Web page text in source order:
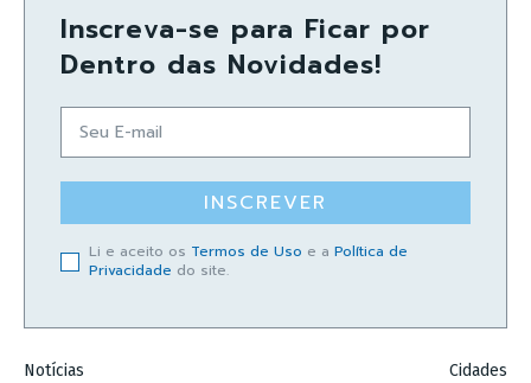
Inscreva-se para Ficar por
Dentro das Novidades!
INSCREVER
Li e aceito os Termos de Uso e a Política de
Privacidade do site.
Notícias
Cidades